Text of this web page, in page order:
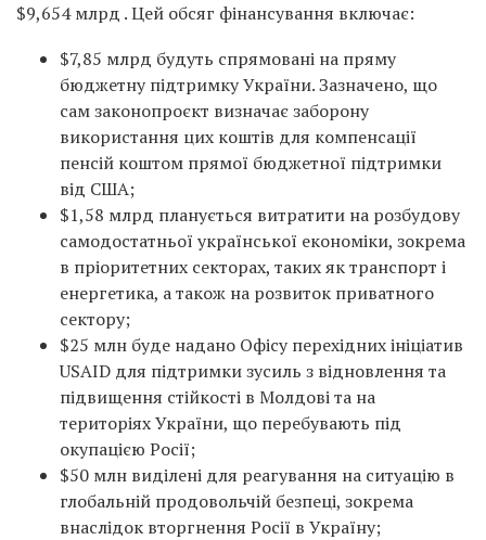
$9,654 млрд . Цей обсяг фінансування включає:
$7,85 млрд будуть спрямовані на пряму
бюджетну підтримку України. Зазначено, що
сам законопроєкт визначає заборону
використання цих коштів для компенсації
пенсій коштом прямої бюджетної підтримки
від США;
$1,58 млрд планується витратити на розбудову
самодостатньої української економіки, зокрема
в пріоритетних секторах, таких як транспорт і
енергетика, а також на розвиток приватного
сектору;
$25 млн буде надано Офісу перехідних ініціатив
USAID для підтримки зусиль з відновлення та
підвищення стійкості в Молдові та на
територіях України, що перебувають під
окупацією Росії;
$50 млн виділені для реагування на ситуацію в
глобальній продовольчій безпеці, зокрема
внаслідок вторгнення Росії в Україну;